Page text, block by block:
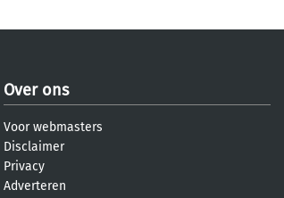
Over ons
Voor webmasters
Disclaimer
Privacy
Adverteren